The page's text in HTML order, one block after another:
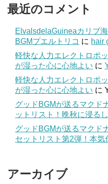
最近のコメント
ElvalsdelaGuineaカリブ
BGMプエルトリコ に hair
軽快な人力エレクトロポ
が湿った心に心地よい に
軽快な人力エレクトロポ
が湿った心に心地よい に
グッドBGMが送るマクド
ットリスト！晩秋に浸る
グッドBGMが送るマクド
セットリスト第2弾！本気
アーカイブ